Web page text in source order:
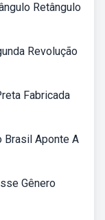
Retângulo
Revolução
Fabricada
Brasil Aponte A
Gênero